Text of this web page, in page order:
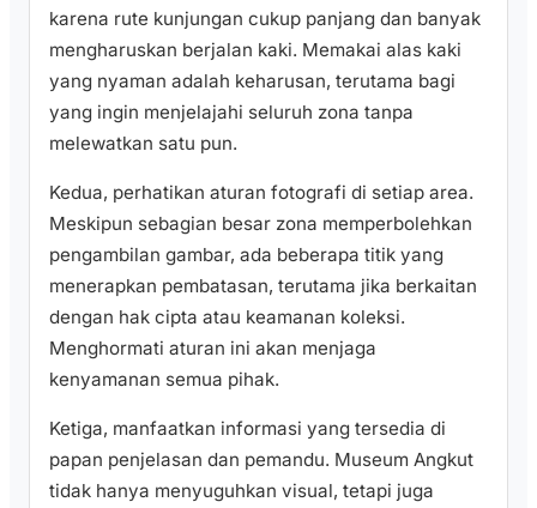
karena rute kunjungan cukup panjang dan banyak
mengharuskan berjalan kaki. Memakai alas kaki
yang nyaman adalah keharusan, terutama bagi
yang ingin menjelajahi seluruh zona tanpa
melewatkan satu pun.
Kedua, perhatikan aturan fotografi di setiap area.
Meskipun sebagian besar zona memperbolehkan
pengambilan gambar, ada beberapa titik yang
menerapkan pembatasan, terutama jika berkaitan
dengan hak cipta atau keamanan koleksi.
Menghormati aturan ini akan menjaga
kenyamanan semua pihak.
Ketiga, manfaatkan informasi yang tersedia di
papan penjelasan dan pemandu. Museum Angkut
tidak hanya menyuguhkan visual, tetapi juga